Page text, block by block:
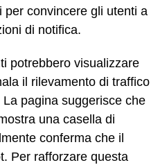
per convincere gli utenti a
di notifica.
potrebbero visualizzare
il rilevamento di traffico
pagina suggerisce che
una casella di
conferma che il
Per rafforzare questa